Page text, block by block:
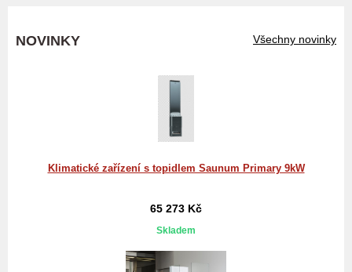
NOVINKY Všechny novinky
Klimatické zařízení s topidlem Saunum Primary 9kW
65 273 Kč
Skladem